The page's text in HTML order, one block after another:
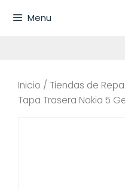
Menu
Inicio / Tiendas de
Tapa Trasera Nokia 5